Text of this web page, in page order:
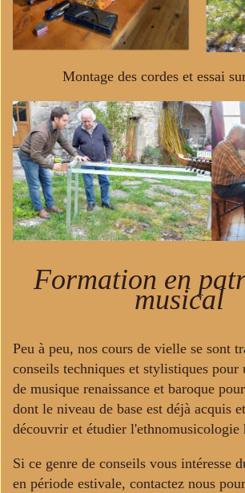
Montage des cordes et essai
Formation en
musical
Peu à peu, nos cours de vielle se sont
conseils techniques et stylistiques pour
de musique renaissance et baroque
dont le niveau de base est déjà acquis
découvrir et étudier l'ethnomusicologie
Si ce genre de conseils vous intéresse
en période estivale, contactez nous